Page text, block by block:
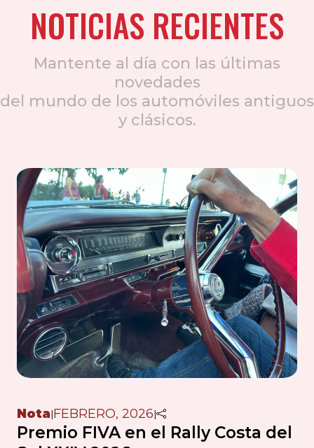
NOTICIAS RECIENTES
Mantente al día con las últimas
novedades
del mundo de los automóviles antiguos
y clásicos.
Nota|FEBRERO, 2026|
Premio FIVA en el Rally Costa del